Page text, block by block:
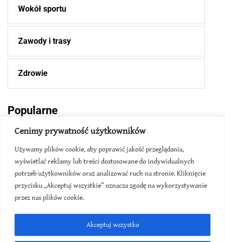
Cenimy prywatność użytkowników
Używamy plików cookie, aby poprawić jakość przeglądania,
wyświetlać reklamy lub treści dostosowane do indywidualnych
potrzeb użytkowników oraz analizować ruch na stronie. Kliknięcie
przycisku „Akceptuj wszystkie” oznacza zgodę na wykorzystywanie
przez nas plików cookie.
Akceptuj wszystko
Wokół sportu
Zawody i trasy
Zdrowie
Popularne
2026-06-08
Rekord świata na 1000m - ile, kiedy,
gdzie?
Rekord półmaratonu - w Polsce i na
świecie